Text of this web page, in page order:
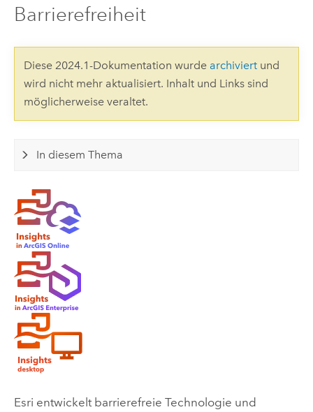
Barrierefreiheit
Diese 2024.1-Dokumentation wurde archiviertund
wird nicht mehr aktualisiert. Inhalt und Links sind
möglicherweise veraltet.
In diesem Thema
Esri entwickelt barrierefreie Technologie und